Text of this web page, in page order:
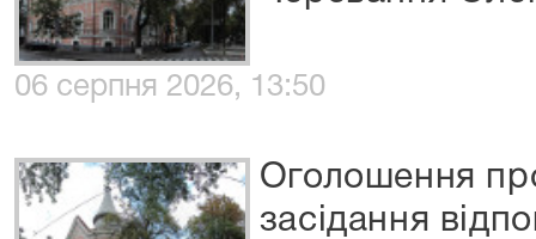
06 серпня 2026, 13:50
Оголошення
засідання